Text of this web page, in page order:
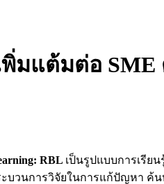
แต้มต่อ SME
RBL เป็นรูปแบบการเรีย
บวนการวิจัยในการแก้ปัญหา